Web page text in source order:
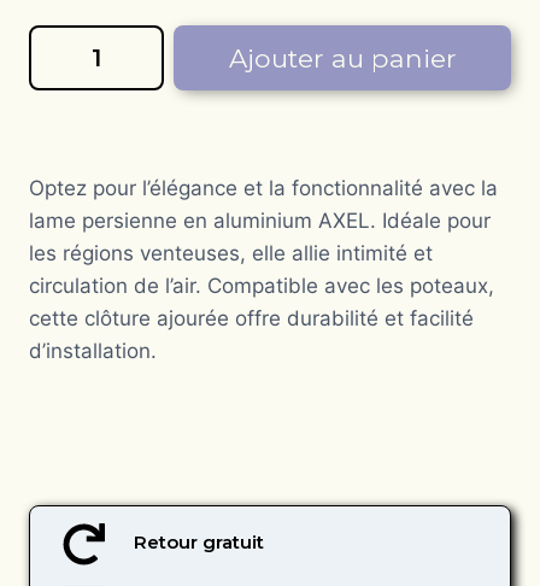
quantité
Ajouter au panier
Optez pour l’élégance et la fonctionnalité avec la
lame persienne en aluminium AXEL. Idéale pour
les régions venteuses, elle allie intimité et
circulation de l’air. Compatible avec les poteaux,
cette clôture ajourée offre durabilité et facilité
d’installation.
Retour gratuit